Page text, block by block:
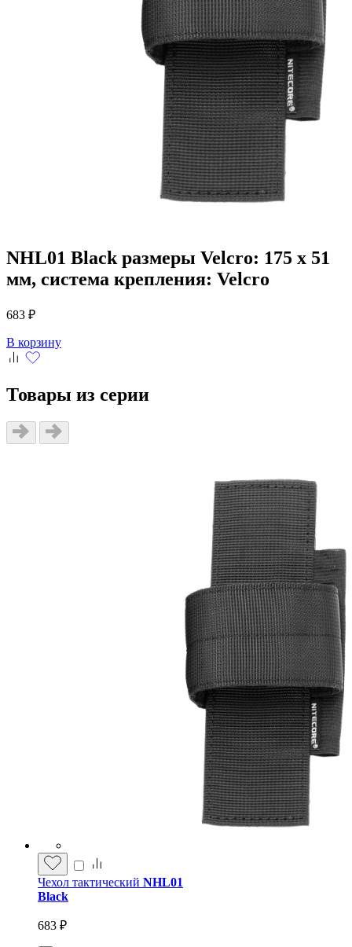
NHL01 Black размеры Velcro: 175 x 51
мм, система крепления: Velcro
683 ₽
В корзину
Товары из серии
Чехол тактический NHL01
Black
683 ₽